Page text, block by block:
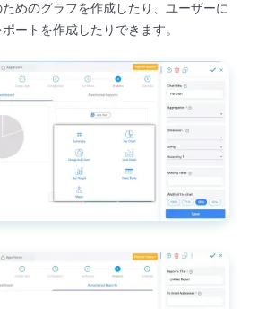
めのグラフを作成したり、ユーザーに
ートを作成したりできます。